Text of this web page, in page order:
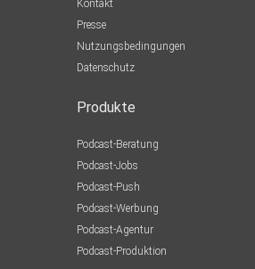
Kontakt
Presse
Nutzungsbedingungen
Datenschutz
Produkte
Podcast-Beratung
Podcast-Jobs
Podcast-Push
Podcast-Werbung
Podcast-Agentur
Podcast-Produktion